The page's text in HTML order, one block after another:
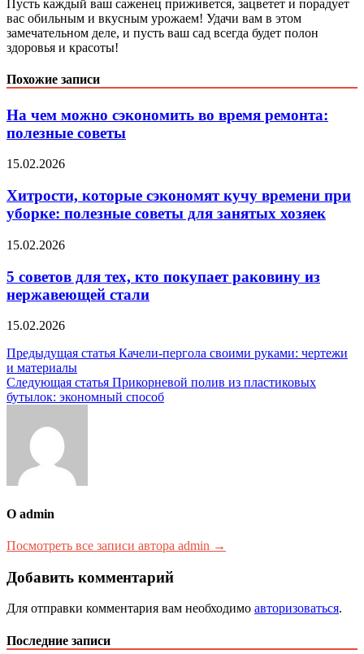
Пусть каждый ваш саженец приживется, зацветет и порадует
вас обильным и вкусным урожаем! Удачи вам в этом
замечательном деле, и пусть ваш сад всегда будет полон
здоровья и красоты!
Похожие записи
На чем можно сэкономить во время ремонта:
полезные советы
15.02.2026
Хитрости, которые сэкономят кучу времени при
уборке: полезные советы для занятых хозяек
15.02.2026
5 советов для тех, кто покупает раковину из
нержавеющей стали
15.02.2026
Навигация
по
записям
Предыдущая статья Качели-пергола своими руками: чертежи
и материалы
Следующая статья Прикорневой полив из пластиковых
бутылок: экономный способ
О admin
Посмотреть все записи автора admin →
Добавить комментарий
Для отправки комментария вам необходимо авторизоваться.
Последние записи